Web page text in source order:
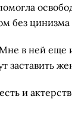
без
в ней еще
заставить
и